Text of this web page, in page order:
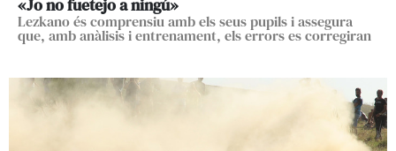
«Jo no fuetejo a ningú»
Lezkano és comprensiu amb els seus pupils i assegura
que, amb anàlisis i entrenament, els errors es corregiran